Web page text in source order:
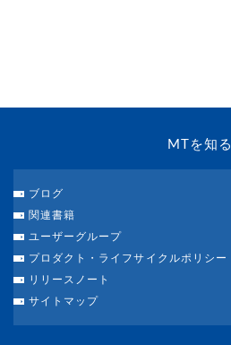
MTを知る
ブログ
関連書籍
ユーザーグループ
プロダクト・ライフサイクルポリシー
リリースノート
サイトマップ